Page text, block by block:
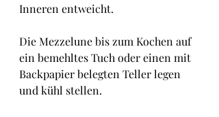
Inneren entweicht.
Die Mezzelune bis zum Kochen auf
ein bemehltes Tuch oder einen mit
Backpapier belegten Teller legen
und kühl stellen.